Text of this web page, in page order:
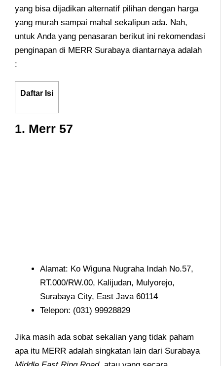
yang bisa dijadikan alternatif pilihan dengan harga
yang murah sampai mahal sekalipun ada. Nah,
untuk Anda yang penasaran berikut ini rekomendasi
penginapan di MERR Surabaya diantarnaya adalah
:
Daftar Isi
1. Merr 57
Alamat: Ko Wiguna Nugraha Indah No.57,
RT.000/RW.00, Kalijudan, Mulyorejo,
Surabaya City, East Java 60114
Telepon: (031) 99928829
Jika masih ada sobat sekalian yang tidak paham
apa itu MERR adalah singkatan lain dari Surabaya